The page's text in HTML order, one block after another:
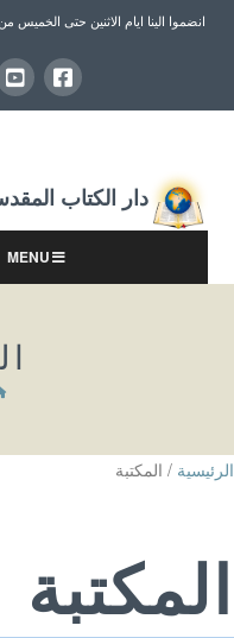
دار الكتاب
MENU
الرئيسية / المكتبة
المكتبة